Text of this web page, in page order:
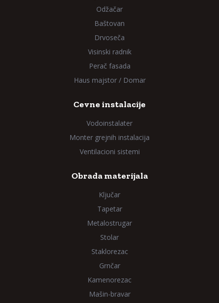
Odžačar
Baštovan
Drvoseča
Visinski radnik
Perač fasada
Haus majstor / Domar
Cevne instalacije
Vodoinstalater
Monter grejnih instalacija
Ventilacioni sistemi
Obrada materijala
Ključar
Tapetar
Metalostrugar
Stolar
Staklorezac
Grnčar
Kamenorezac
Mašin-bravar